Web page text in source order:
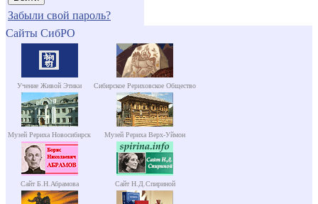
Забыли свой пароль?
Сайты СибРО
Учение Живой Этики Сибирское Рериховское Общество
Музей Рериха Новосибирск Музей Рериха Верх-Уймон
Сайт Б.Н.Абрамова Сайт Н.Д.Спириной